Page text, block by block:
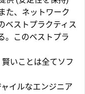
た、ネットワーク
ベストプラクティス
。このベストプラ
いことは全てソフ
イルなエンジニア